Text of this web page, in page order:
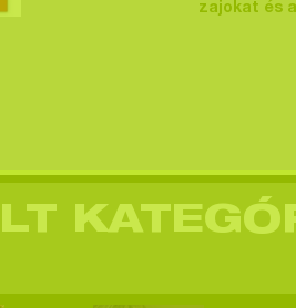
zajokat és